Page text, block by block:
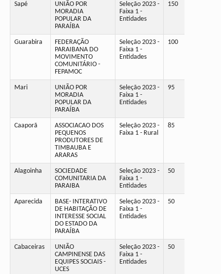
Sapé
UNIÃO POR
MORADIA
POPULAR DA
PARAÍBA
Seleção 2023 -
Faixa 1 -
Entidades
150
Guarabira
FEDERAÇÃO
PARAIBANA DO
MOVIMENTO
COMUNITÁRIO -
FEPAMOC
Seleção 2023 -
Faixa 1 -
Entidades
100
Mari
UNIÃO POR
MORADIA
POPULAR DA
PARAÍBA
Seleção 2023 -
Faixa 1 -
Entidades
95
Caaporã
ASSOCIACAO DOS
PEQUENOS
PRODUTORES DE
TIMBAUBA E
ARARAS
Seleção 2023 -
Faixa 1 - Rural
85
Alagoinha
SOCIEDADE
COMUNITARIA DA
PARAIBA
Seleção 2023 -
Faixa 1 -
Entidades
50
Aparecida
BASE- INTERATIVO
DE HABITAÇÃO DE
INTERESSE SOCIAL
DO ESTADO DA
PARAÍBA
Seleção 2023 -
Faixa 1 -
Entidades
50
Cabaceiras
UNIÃO
CAMPINENSE DAS
EQUIPES SOCIAIS -
UCES
Seleção 2023 -
Faixa 1 -
Entidades
50